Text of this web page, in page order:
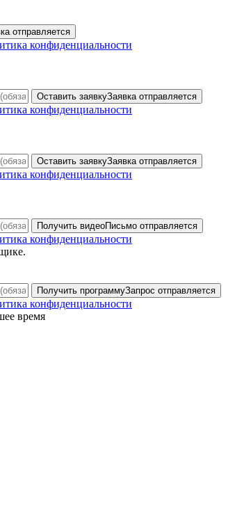
отправляется
конфиденциальности
Оставить заявкуЗаявка отправляется
конфиденциальности
Оставить заявкуЗаявка отправляется
конфиденциальности
Получить видеоПисьмо отправляется
конфиденциальности
Получить программуЗапрос отправляется
конфиденциальности
время